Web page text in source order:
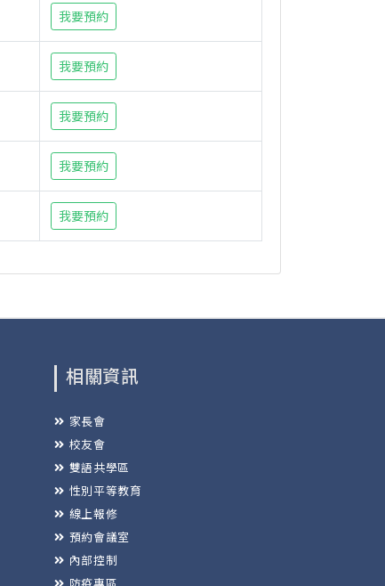
我要預約
我要預約
我要預約
我要預約
我要預約
相關資訊
家長會
校友會
雙語共學區
性別平等教育
線上報修
預約會議室
內部控制